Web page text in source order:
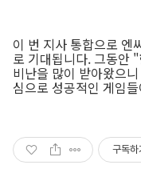
이 번 지사 통합으로 엔
로 기대됩니다. 그동안 "
비난을 많이 받아왔으
심으로 성공적인 게임
구독하